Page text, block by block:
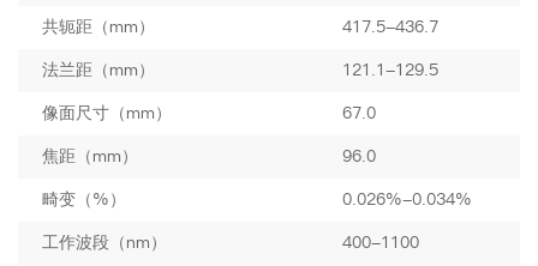
共轭距（mm） 417.5-436.7
法兰距（mm） 121.1-129.5
像面尺寸（mm） 67.0
焦距（mm） 96.0
畸变（%） 0.026%-0.034%
工作波段（nm） 400-1100